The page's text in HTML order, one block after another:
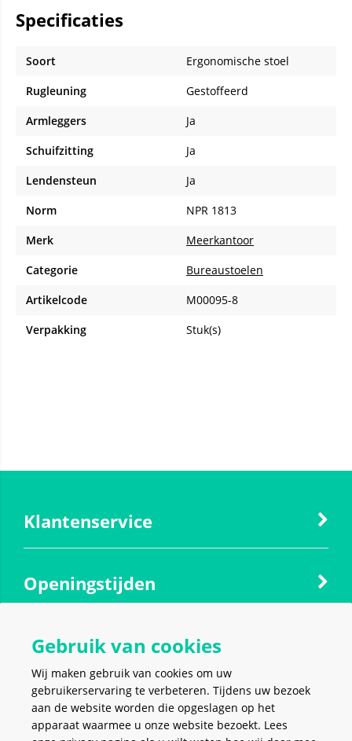
Specificaties
Soort
Ergonomische stoel
Rugleuning
Gestoffeerd
Armleggers
Ja
Schuifzitting
Ja
Lendensteun
Ja
Norm
NPR 1813
Merk
Meerkantoor
Categorie
Bureaustoelen
Artikelcode
M00095-8
Verpakking
Stuk(s)
Klantenservice
Openingstijden
Contact
Social media
Gebruik van cookies
Wij maken gebruik van cookies om uw
gebruikerservaring te verbeteren. Tijdens uw bezoek
aan de website worden die opgeslagen op het
apparaat waarmee u onze website bezoekt. Lees